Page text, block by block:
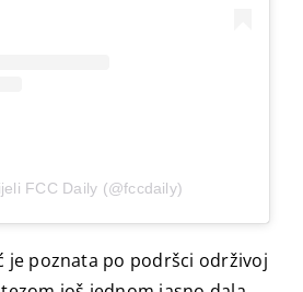
FCC Daily (@fccdaily)
je poznata po podršci održivoj